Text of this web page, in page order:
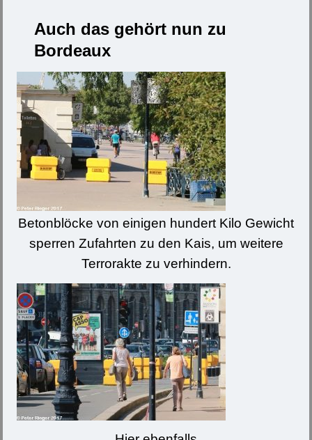
Auch das gehört nun zu
Bordeaux
Betonblöcke von einigen hundert Kilo Gewicht
sperren Zufahrten zu den Kais, um weitere
Terrorakte zu verhindern.